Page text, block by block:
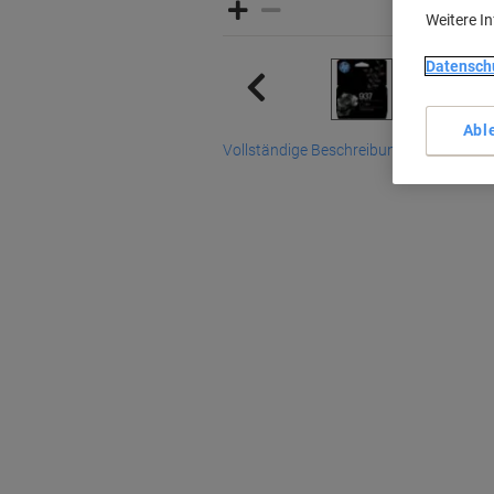
Vollständige Beschreibung lesen
Weitere